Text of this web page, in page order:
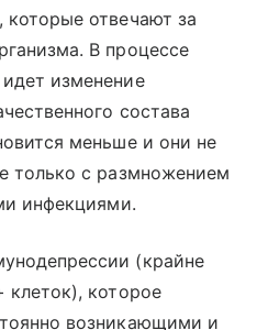
отвечают за
В процессе
изменение
состава
меньше и они не
только с размножением
инфекциями.
(крайне
клеток), которое
возникающими и